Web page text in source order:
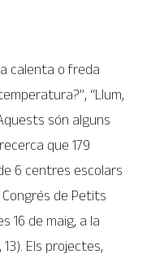
calenta o freda
“Llum,
són alguns
que 179
6 centres escolars
de Petits
16 de maig, a la
13). Els projectes,